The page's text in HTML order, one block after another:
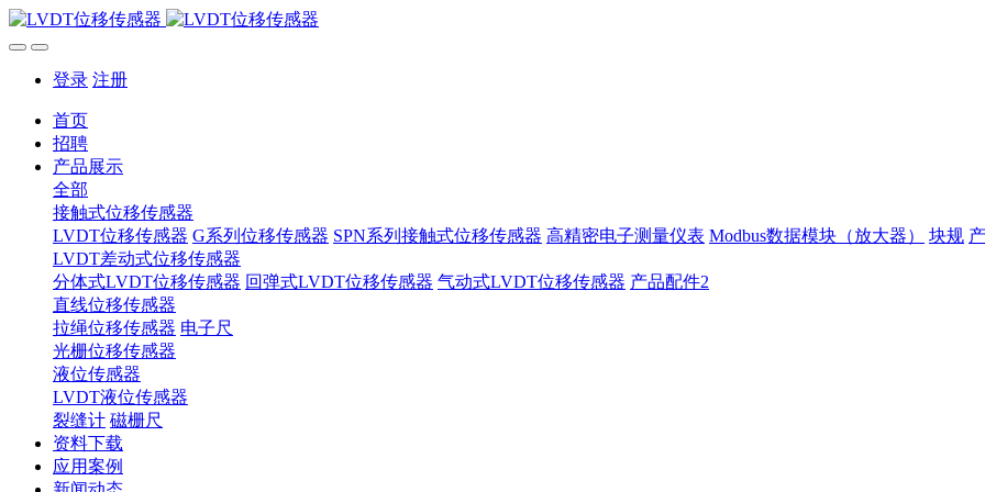
登录 注册
首页
招聘
产品展示
全部
接触式位移传感器
LVDT位移传感器 G系列位移传感器 SPN系列接触式位移传感器 高精密电子测量仪表 Modbus数据模块（放大器） 块规
LVDT差动式位移传感器
分体式LVDT位移传感器 回弹式LVDT位移传感器 气动式LVDT位移传感器 产品配件2
直线位移传感器
拉绳位移传感器 电子尺
光栅位移传感器
液位传感器
LVDT液位传感器
裂缝计 磁栅尺
资料下载
应用案例